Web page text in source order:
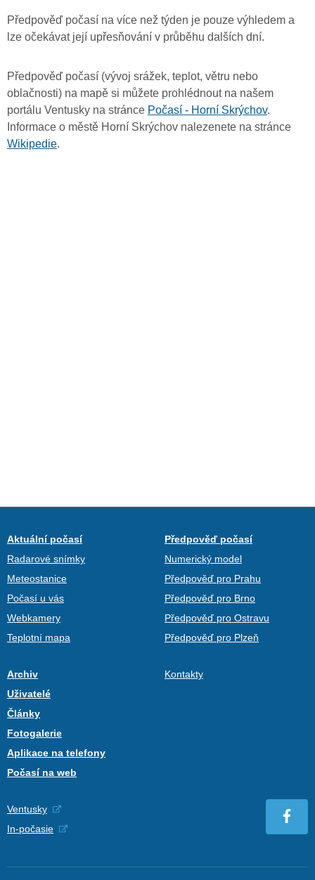
Předpověď počasí na více než týden je pouze výhledem a
lze očekávat její upřesňování v průběhu dalších dní.
Předpověď počasí (vývoj srážek, teplot, větru nebo
oblačnosti) na mapě si můžete prohlédnout na našem
portálu Ventusky na stránce Počasí - Horní Skrýchov.
Informace o městě Horní Skrýchov nalezenete na stránce
Wikipedie.
Aktuální počasí
Radarové snímky
Meteostanice
Počasí u vás
Webkamery
Teplotní mapa
Předpověď počasí
Numerický model
Předpověď pro Prahu
Předpověď pro Brno
Předpověď pro Ostravu
Předpověď pro Plzeň
Archiv
Uživatelé
Články
Fotogalerie
Aplikace na telefony
Počasí na web
Kontakty
Ventusky
In-počasie